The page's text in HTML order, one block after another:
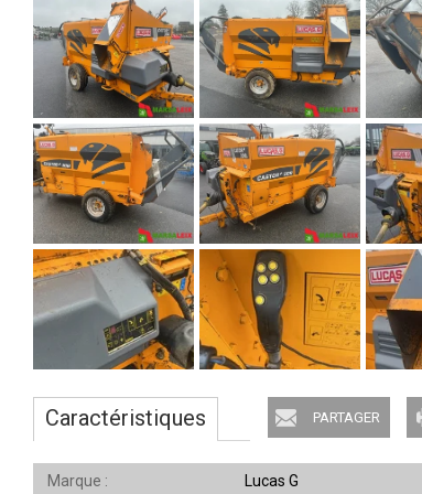
Caractéristiques PARTAGER
Marque Lucas G